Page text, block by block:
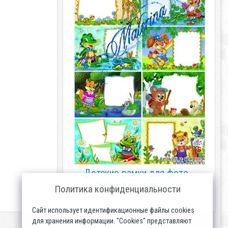
Детские рамки для фото -
Любимые зверюшки
Политика конфиденциальности
Сайт использует идентификационные файлы cookies
для хранения информации. "Cookies" представляют